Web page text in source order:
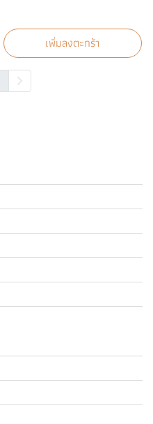
เพิ่มลงตะกร้า